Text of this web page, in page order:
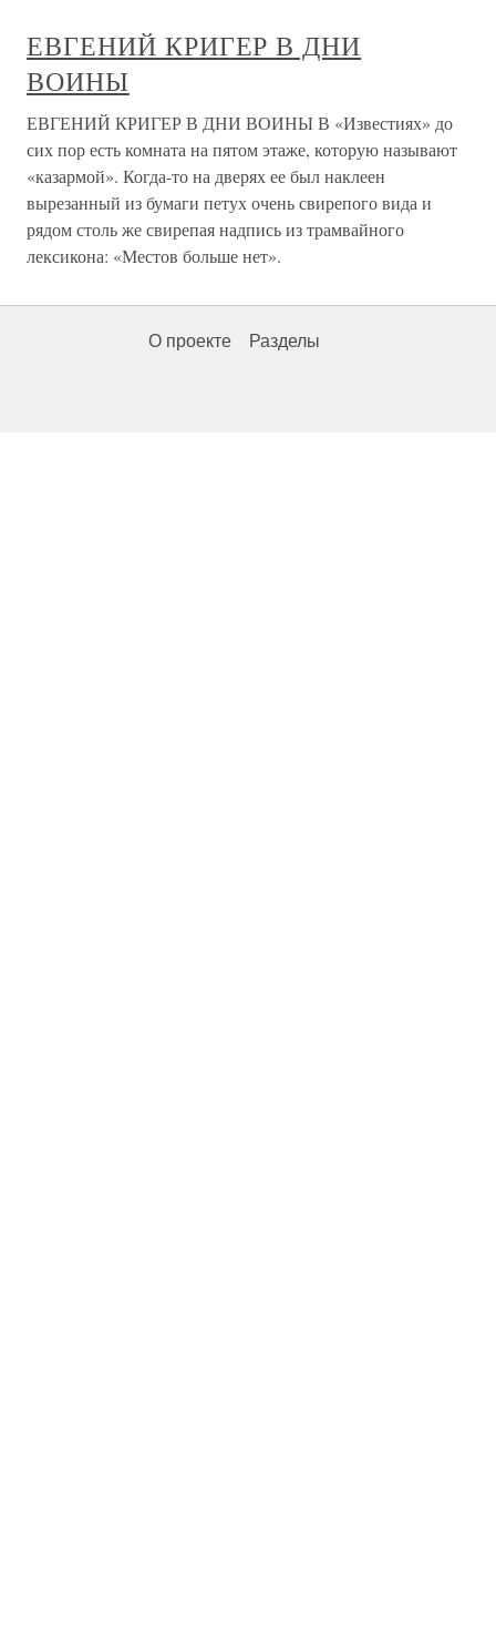
ЕВГЕНИЙ КРИГЕР В ДНИ
ВОИНЫ
ЕВГЕНИЙ КРИГЕР В ДНИ ВОИНЫ В «Известиях» до
сих пор есть комната на пятом этаже, которую называют
«казармой». Когда-то на дверях ее был наклеен
вырезанный из бумаги петух очень свирепого вида и
рядом столь же свирепая надпись из трамвайного
лексикона: «Местов больше нет».
О проекте Разделы